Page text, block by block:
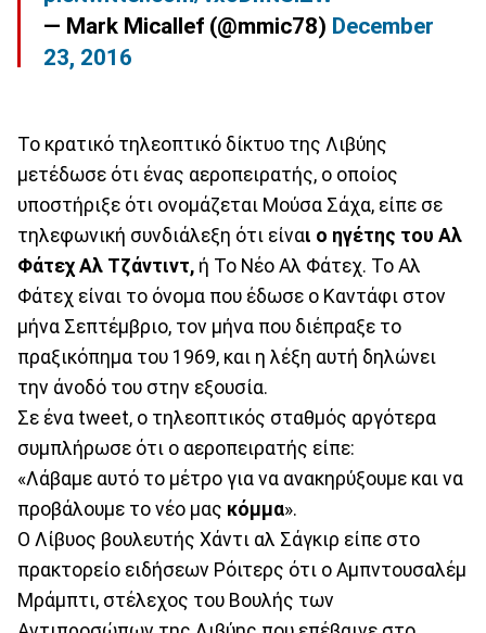
— Mark Micallef (@mmic78) December
23, 2016
Το κρατικό τηλεοπτικό δίκτυο της Λιβύης
μετέδωσε ότι ένας αεροπειρατής, ο οποίος
υποστήριξε ότι ονομάζεται Μούσα Σάχα, είπε σε
τηλεφωνική συνδιάλεξη ότι είναι ο ηγέτης του Αλ
Φάτεχ Αλ Τζάντιντ, ή Το Νέο Αλ Φάτεχ. Το Αλ
Φάτεχ είναι το όνομα που έδωσε ο Καντάφι στον
μήνα Σεπτέμβριο, τον μήνα που διέπραξε το
πραξικόπημα του 1969, και η λέξη αυτή δηλώνει
την άνοδό του στην εξουσία.
Σε ένα tweet, ο τηλεοπτικός σταθμός αργότερα
συμπλήρωσε ότι ο αεροπειρατής είπε:
«Λάβαμε αυτό το μέτρο για να ανακηρύξουμε και να
προβάλουμε το νέο μας κόμμα».
Ο Λίβυος βουλευτής Χάντι αλ Σάγκιρ είπε στο
πρακτορείο ειδήσεων Ρόιτερς ότι ο Αμπντουσαλέμ
Μράμπτι, στέλεχος του Βουλής των